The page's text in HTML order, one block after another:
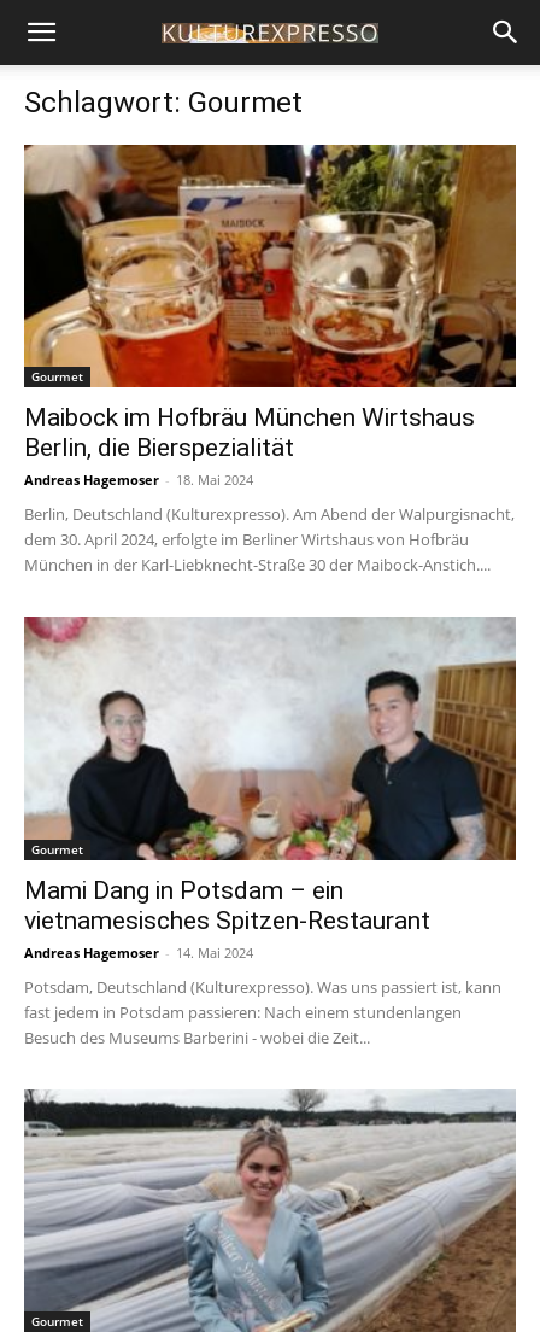
Schlagwort: Gourmet
Gourmet
Maibock im Hofbräu München Wirtshaus
Berlin, die Bierspezialität
Andreas Hagemoser - 18. Mai 2024
Berlin, Deutschland (Kulturexpresso). Am Abend der Walpurgisnacht,
dem 30. April 2024, erfolgte im Berliner Wirtshaus von Hofbräu
München in der Karl-Liebknecht-Straße 30 der Maibock-Anstich....
Gourmet
Mami Dang in Potsdam – ein
vietnamesisches Spitzen-Restaurant
Andreas Hagemoser - 14. Mai 2024
Potsdam, Deutschland (Kulturexpresso). Was uns passiert ist, kann
fast jedem in Potsdam passieren: Nach einem stundenlangen
Besuch des Museums Barberini - wobei die Zeit...
Gourmet